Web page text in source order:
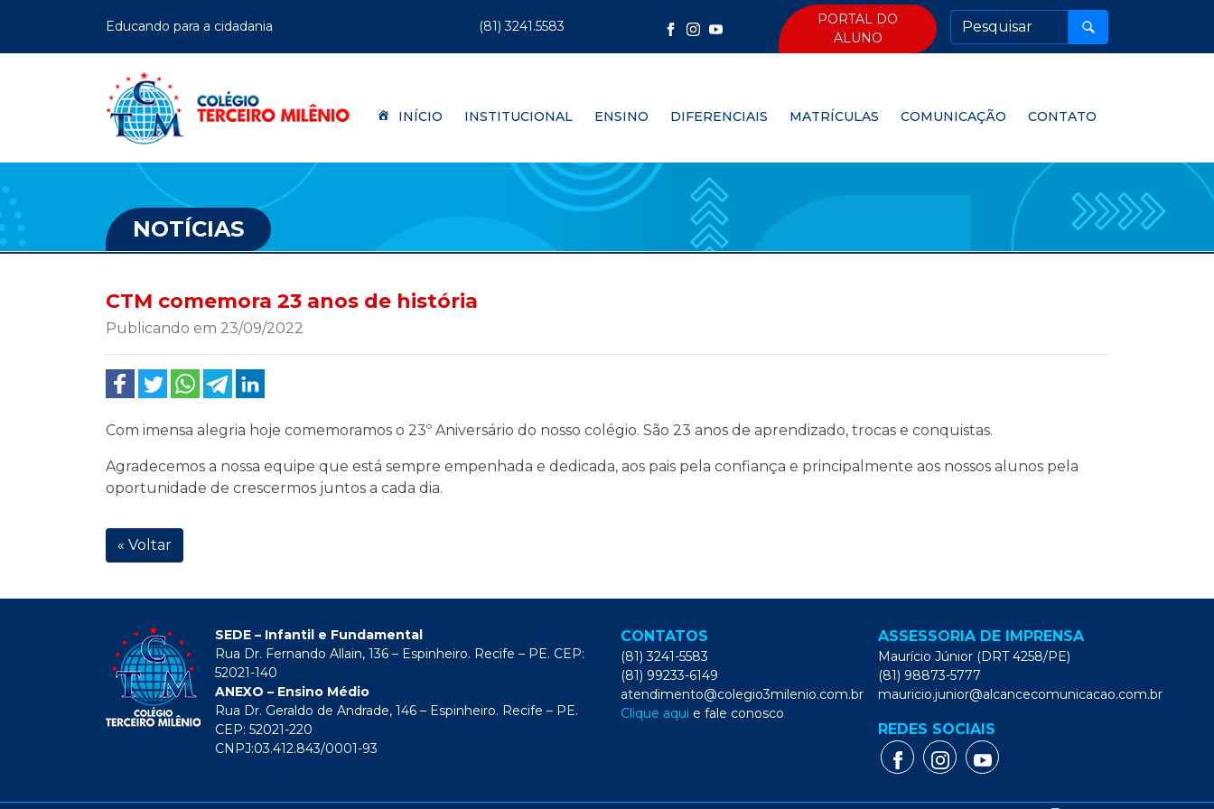
Educando para a cidadania (81) 3241.5583
PORTAL DO
ALUNO
INÍCIO INSTITUCIONAL ENSINO DIFERENCIAIS MATRÍCULAS COMUNICAÇÃO CONTATO
NOTÍCIAS
CTM comemora 23 anos de história
Publicando em 23/09/2022
Com imensa alegria hoje comemoramos o 23º Aniversário do nosso colégio. São 23 anos de aprendizado, trocas e conquistas.
Agradecemos a nossa equipe que está sempre empenhada e dedicada, aos pais pela confiança e principalmente aos nossos alunos pela
oportunidade de crescermos juntos a cada dia.
« Voltar
SEDE – Infantil e Fundamental
Rua Dr. Fernando Allain, 136 – Espinheiro. Recife – PE. CEP:
52021-140
ANEXO – Ensino Médio
Rua Dr. Geraldo de Andrade, 146 – Espinheiro. Recife – PE.
CEP: 52021-220
CNPJ:03.412.843/0001-93
CONTATOS
(81) 3241-5583
(81) 99233-6149
atendimento@colegio3milenio.com.br
Clique aqui e fale conosco
ASSESSORIA DE IMPRENSA
Maurício Júnior (DRT 4258/PE)
(81) 98873-5777
mauricio.junior@alcancecomunicacao.com.br
REDES SOCIAIS